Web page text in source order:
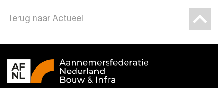
Terug naar Actueel